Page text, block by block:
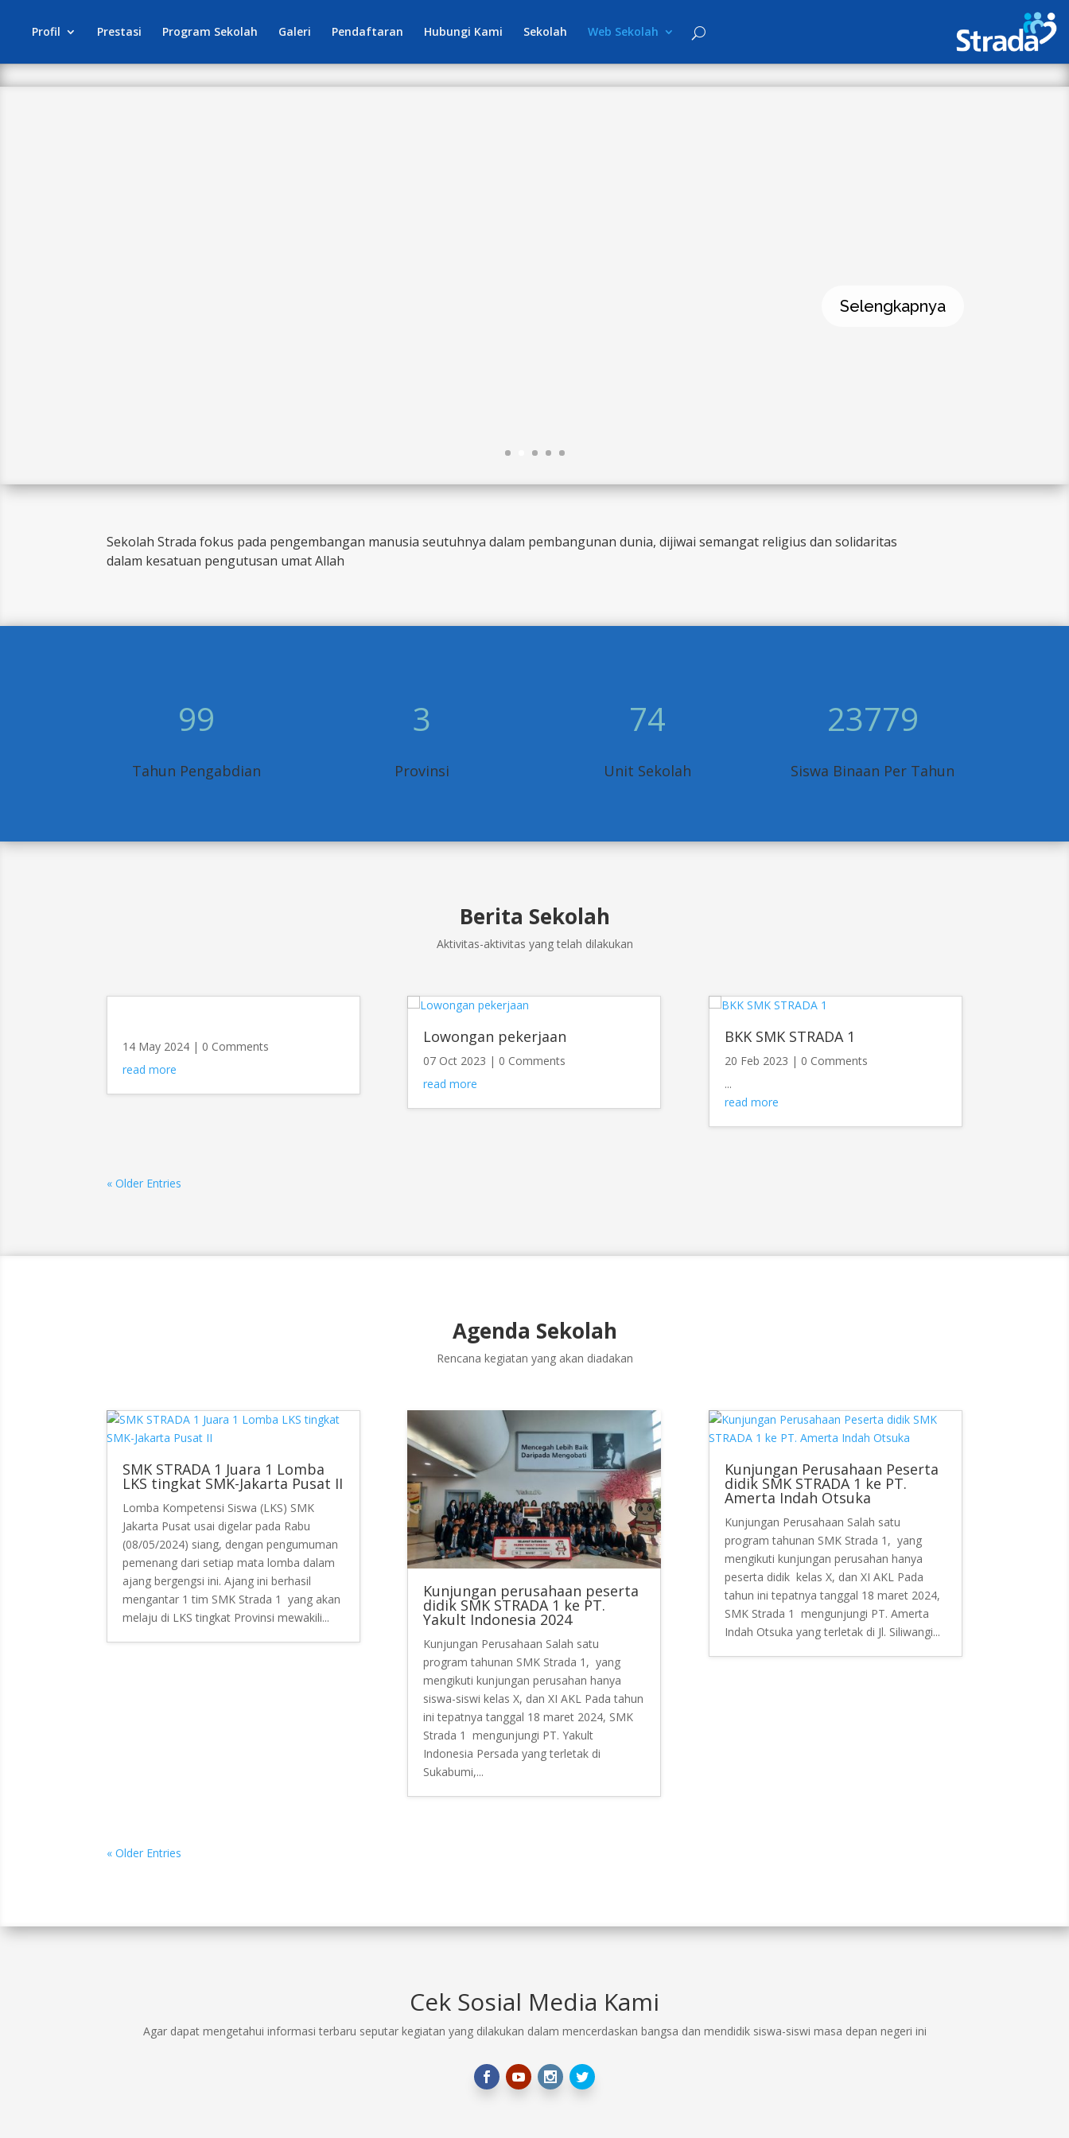
Profil Prestasi Program Sekolah Galeri Pendaftaran Hubungi Kami Sekolah Web Sekolah
Selengkapnya
Sekolah Strada fokus pada pengembangan manusia seutuhnya dalam pembangunan dunia, dijiwai semangat religius dan solidaritas
dalam kesatuan pengutusan umat Allah
99
Tahun Pengabdian
3
Provinsi
74
Unit Sekolah
23779
Siswa Binaan Per Tahun
Berita Sekolah
Aktivitas-aktivitas yang telah dilakukan
14 May 2024 | 0 Comments
read more
Lowongan pekerjaan
07 Oct 2023 | 0 Comments
read more
BKK SMK STRADA 1
20 Feb 2023 | 0 Comments
...
read more
« Older Entries
Agenda Sekolah
Rencana kegiatan yang akan diadakan
SMK STRADA 1 Juara 1 Lomba
LKS tingkat SMK-Jakarta Pusat II
Lomba Kompetensi Siswa (LKS) SMK
Jakarta Pusat usai digelar pada Rabu
(08/05/2024) siang, dengan pengumuman
pemenang dari setiap mata lomba dalam
ajang bergengsi ini. Ajang ini berhasil
mengantar 1 tim SMK Strada 1 yang akan
melaju di LKS tingkat Provinsi mewakili...
Kunjungan perusahaan peserta
didik SMK STRADA 1 ke PT.
Yakult Indonesia 2024
Kunjungan Perusahaan Salah satu
program tahunan SMK Strada 1, yang
mengikuti kunjungan perusahan hanya
siswa-siswi kelas X, dan XI AKL Pada tahun
ini tepatnya tanggal 18 maret 2024, SMK
Strada 1 mengunjungi PT. Yakult
Indonesia Persada yang terletak di
Sukabumi,...
Kunjungan Perusahaan Peserta
didik SMK STRADA 1 ke PT.
Amerta Indah Otsuka
Kunjungan Perusahaan Salah satu
program tahunan SMK Strada 1, yang
mengikuti kunjungan perusahan hanya
peserta didik kelas X, dan XI AKL Pada
tahun ini tepatnya tanggal 18 maret 2024,
SMK Strada 1 mengunjungi PT. Amerta
Indah Otsuka yang terletak di Jl. Siliwangi...
« Older Entries
Cek Sosial Media Kami
Agar dapat mengetahui informasi terbaru seputar kegiatan yang dilakukan dalam mencerdaskan bangsa dan mendidik siswa-siswi masa depan negeri ini